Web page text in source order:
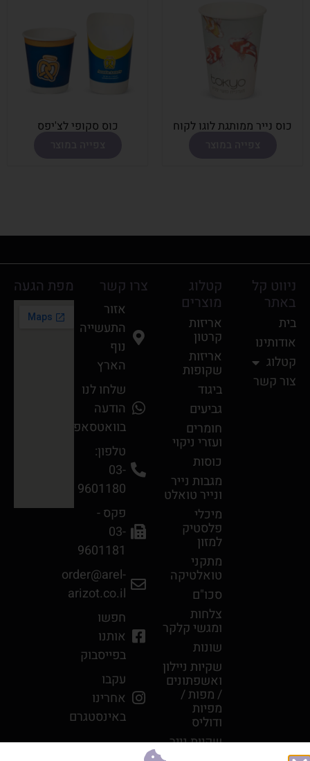
כוס נײר ממותגת לוגו לקוח כוס סקופי לצ'יפס
ניווט קל
באתר
בית
אודותינו
קטלוג
צור קשר
קטלוג
מוצרים
אריזות
קרטון
אריזות
שקופות
ביגוד
גביעים
חומרים
ועזרי ניקוי
כוסות
מגבות נײר
ונײר טואלט
מיכלי
פלסטיק
למזון
מתקני
טואלטיקה
סכו"ם
צלחות
ומגשי קלקר
שונות
שקיות ניילון
ואשפתונים
/ מפות /
מפיות
ודוליס
שקיות נייר
צרו קשר
אזור
התעשייה
נוף
הארץ
שלחו לנו
הודעה
בוואטסאפ
טלפון:
03-
9601180
פקס -
03-
9601181
order@arel-
arizot.co.il
חפשו
אותנו
בפייסבוק
עקבו
אחרינו
באינסטגרם
מפת הגעה